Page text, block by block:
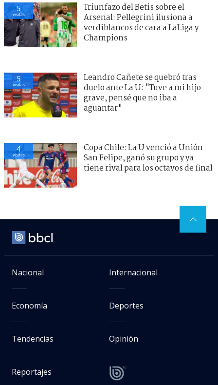
5
visitas
Triunfazo del Betis sobre el
Arsenal: Pellegrini ilusiona a
verdiblancos de cara a LaLiga y
Champions
5
visitas
Leandro Cañete se quebró tras
duelo ante La U: "Tuve a mi hijo
grave, pensé que no iba a
aguantar"
4
visitas
Copa Chile: La U venció a Unión
San Felipe, ganó su grupo y ya
tiene rival para los octavos de final
Nacional Internacional
Economía Deportes
Tendencias Opinión
Reportajes